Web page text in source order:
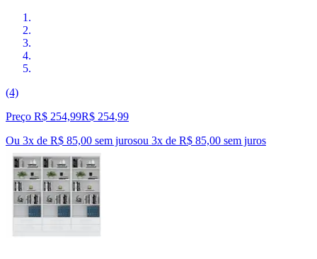
(4)
Preço R$ 254,99R$ 254,99
Ou 3x de R$ 85,00 sem jurosou 3x de R$ 85,00 sem juros